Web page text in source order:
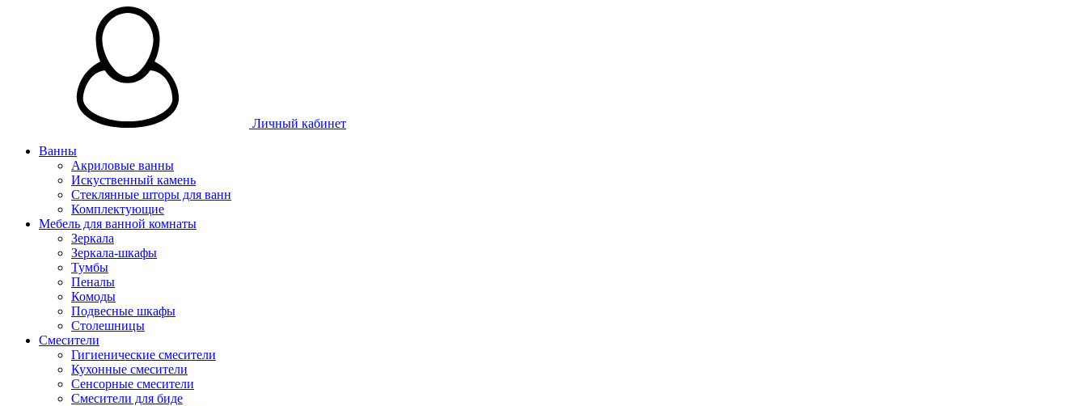
Личный кабинет
Ванны
Акриловые ванны
Искуственный камень
Стеклянные шторы для ванн
Комплектующие
Мебель для ванной комнаты
Зеркала
Зеркала-шкафы
Тумбы
Пеналы
Комоды
Подвесные шкафы
Столешницы
Смесители
Гигиенические смесители
Кухонные смесители
Сенсорные смесители
Смесители для биде